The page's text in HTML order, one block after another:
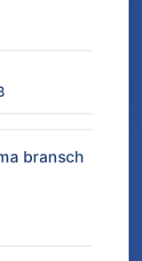
bransch